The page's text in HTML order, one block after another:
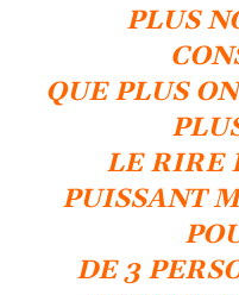
PLUS
QUE PLUS
LE RIRE
PUISSANT
DE 3